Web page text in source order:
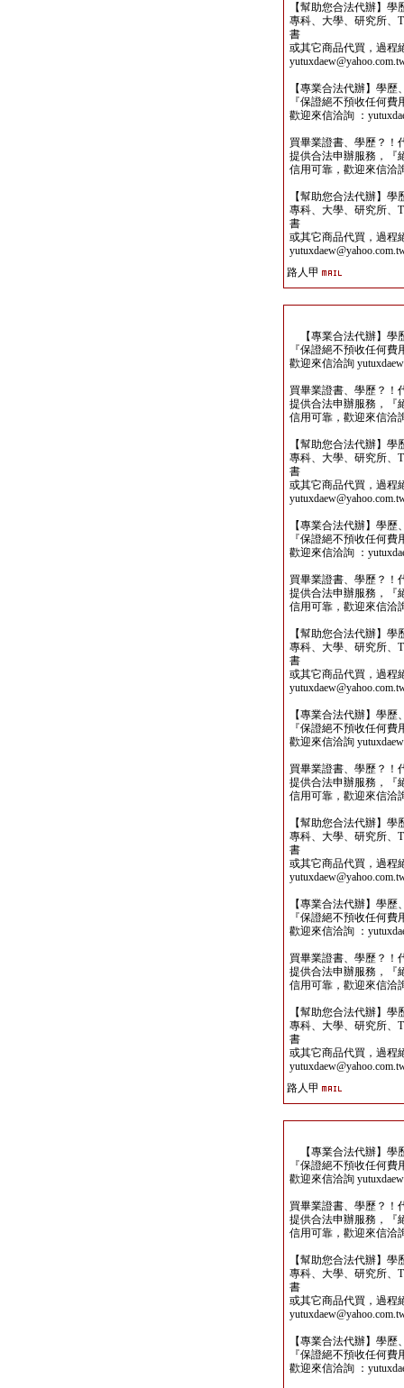
【幫助您合法代辦】
專科、大學、研究所、
書
或其它商品代買，過程
【專業合法代辦】學
『保證絕不預收任何
歡迎來信洽詢 ：
買畢業證書、學歷？！
提供合法申辦服務，『
信用可靠，歡迎來信洽
【幫助您合法代辦】
專科、大學、研究所、
書
或其它商品代買，過程
路人甲
【專業合法代辦】學
『保證絕不預收任何
歡迎來信洽詢
買畢業證書、學歷？！
提供合法申辦服務，『
信用可靠，歡迎來信洽
【幫助您合法代辦】
專科、大學、研究所、
書
或其它商品代買，過程
【專業合法代辦】學
『保證絕不預收任何
歡迎來信洽詢 ：
買畢業證書、學歷？！
提供合法申辦服務，『
信用可靠，歡迎來信洽
【幫助您合法代辦】
專科、大學、研究所、
書
或其它商品代買，過程
【專業合法代辦】學
『保證絕不預收任何
歡迎來信洽詢
買畢業證書、學歷？！
提供合法申辦服務，『
信用可靠，歡迎來信洽
【幫助您合法代辦】
專科、大學、研究所、
書
或其它商品代買，過程
【專業合法代辦】學
『保證絕不預收任何
歡迎來信洽詢 ：
買畢業證書、學歷？！
提供合法申辦服務，『
信用可靠，歡迎來信洽
【幫助您合法代辦】
專科、大學、研究所、
書
或其它商品代買，過程
路人甲
【專業合法代辦】學
『保證絕不預收任何
歡迎來信洽詢
買畢業證書、學歷？！
提供合法申辦服務，『
信用可靠，歡迎來信洽
【幫助您合法代辦】
專科、大學、研究所、
書
或其它商品代買，過程
【專業合法代辦】學
『保證絕不預收任何
歡迎來信洽詢 ：